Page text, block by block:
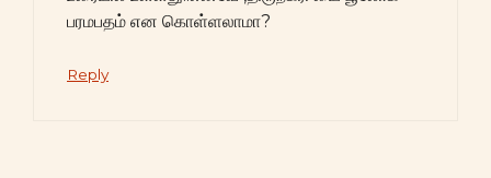
பரமபதம் என கொள்ளலாமா?
Reply